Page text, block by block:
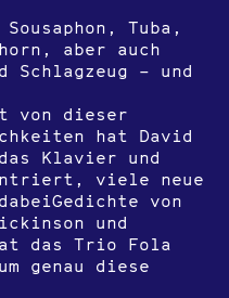
Tuba,
aber auch
Schlagzeug – und
dieser
hat David
Klavier und
viele neue
von
und
das Trio Fola
genau diese